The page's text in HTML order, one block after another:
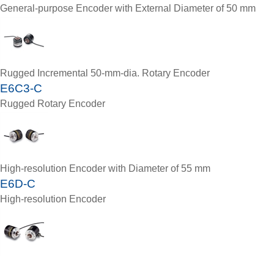
General-purpose Encoder with External Diameter of 50 mm
Rugged Incremental 50-mm-dia. Rotary Encoder
E6C3-C
Rugged Rotary Encoder
High-resolution Encoder with Diameter of 55 mm
E6D-C
High-resolution Encoder